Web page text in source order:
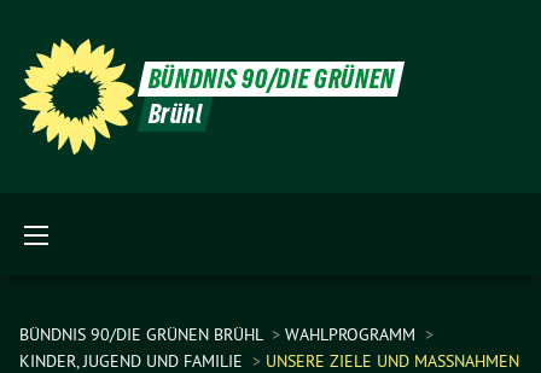
BÜNDNIS 90/DIE GRÜNEN
Brühl
BÜNDNIS 90/DIE GRÜNEN BRÜHL
WAHLPROGRAMM
KINDER, JUGEND UND FAMILIE
UNSERE ZIELE UND MASSNAHMEN